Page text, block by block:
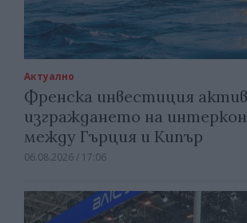
Актуално
Френска инвестиция
изграждането на
между Гърция и Кипър
06.08.2026 / 17:06